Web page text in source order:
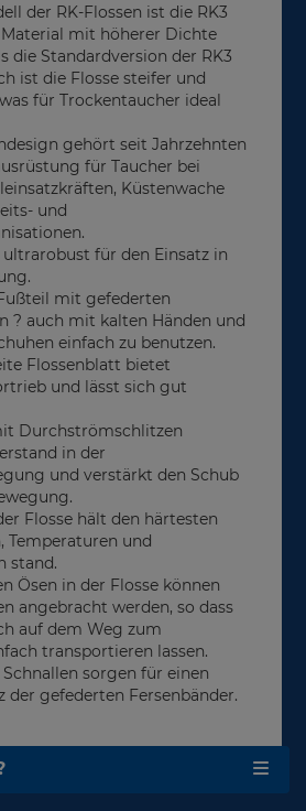
der RK-Flossen ist die RK3
Material mit höherer Dichte
die Standardversion der RK3
ist die Flosse steifer und
für Trockentaucher ideal
gehört seit Jahrzehnten
für Taucher bei
Küstenwache
und
für den Einsatz in
mit gefederten
? auch mit kalten Händen und
einfach zu benutzen.
Flossenblatt bietet
und lässt sich gut
Durchströmschlitzen
in der
und verstärkt den Schub
Flosse hält den härtesten
Temperaturen und
stand.
Ösen in der Flosse können
angebracht werden, so dass
auf dem Weg zum
transportieren lassen.
sorgen für einen
der gefederten Fersenbänder.